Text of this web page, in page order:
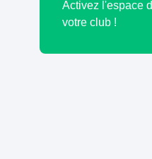
Activez l'espace
votre club !